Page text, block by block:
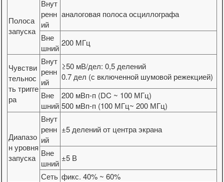
Полоса
запуска
Внут
ренн
ий
аналоговая полоса осциллографа
Вне
шний
200 МГц
Чувстви
тельнос
ть тригге
ра
Внут
ренн
ий
≥50 мВ/дел: 0,5 делений
0.7 дел (с включенной шумовой режекцией)
Вне
шний
200 мВп-п (DC ~ 100 МГц)
500 мВп-п (100 МГц~ 200 МГц)
Диапазо
н уровня
запуска
Внут
ренн
ий
±5 делений от центра экрана
Вне
шний
±5 В
Сеть фикс. 40% ~ 60%